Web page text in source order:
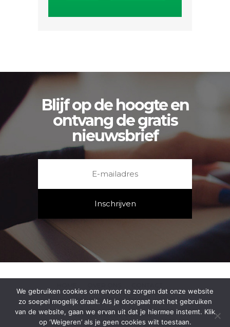
Blijf op de hoogte en
ontvang de gratis
nieuwsbrief
PRIVACYVERKLARING
VEELGESTELDE VRAGEN
We gebruiken cookies om ervoor te zorgen dat onze website
zo soepel mogelijk draait. Als je doorgaat met het gebruiken
van de website, gaan we ervan uit dat je hiermee instemt. Klik
op ‘Weigeren’ als je geen cookies wilt toestaan.